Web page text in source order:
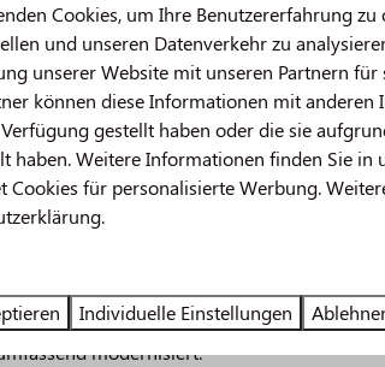
bospaviljoen@norgerberg.nl
verspricht noch mehr Urlaubsspaß! 🤩
modernisiert.
Cookies, um Ihre Benutzererfahrung
und unseren Datenverkehr zu
unserer Website mit unseren Partnern
können diese Informationen mit
gestellt haben oder die sie
haben. Weitere Informationen finden Sie in
Cookies für personalisierte Werbung.
Individuelle Einstellungen